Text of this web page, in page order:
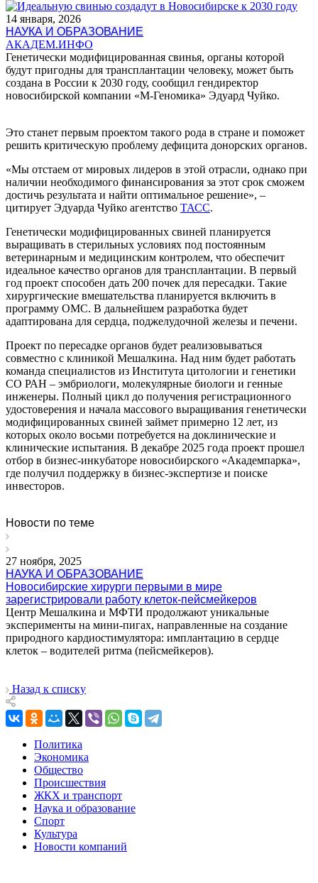
14 января, 2026
НАУКА И ОБРАЗОВАНИЕ
АКАДЕМ.ИНФО
Генетически модифицированная свинья, органы которой
будут пригодны для трансплантации человеку, может быть
создана в России к 2030 году, сообщил гендиректор
новосибирской компании «М-Геномика» Эдуард Чуйко.
Это станет первым проектом такого рода в стране и поможет
решить критическую проблему дефицита донорских органов.
«Мы отстаем от мировых лидеров в этой отрасли, однако при
наличии необходимого финансирования за этот срок сможем
достичь результата и найти оптимальное решение», –
цитирует Эдуарда Чуйко агентство ТАСС.
Генетически модифицированных свиней планируется
выращивать в стерильных условиях под постоянным
ветеринарным и медицинским контролем, что обеспечит
идеальное качество органов для трансплантации. В первый
год проект способен дать 200 почек для пересадки. Такие
хирургические вмешательства планируется включить в
программу ОМС. В дальнейшем разработка будет
адаптирована для сердца, поджелудочной железы и печени.
Проект по пересадке органов будет реализовываться
совместно с клиникой Мешалкина. Над ним будет работать
команда специалистов из Института цитологии и генетики
СО РАН – эмбриологи, молекулярные биологи и генные
инженеры. Полный цикл до получения регистрационного
удостоверения и начала массового выращивания генетически
модифицированных свиней займет примерно 12 лет, из
которых около восьми потребуется на доклинические и
клинические испытания. В декабре 2025 года проект прошел
отбор в бизнес-инкубаторе новосибирского «Академпарка»,
где получил поддержку в бизнес-экспертизе и поиске
инвесторов.
Новости по теме
27 ноября, 2025
НАУКА И ОБРАЗОВАНИЕ
Новосибирские хирурги первыми в мире
зарегистрировали работу клеток-пейсмейкеров
Центр Мешалкина и МФТИ продолжают уникальные
эксперименты на мини-пигах, направленные на создание
природного кардиостимулятора: имплантацию в сердце
клеток – водителей ритма (пейсмейкеров).
Назад к списку
Политика
Экономика
Общество
Происшествия
ЖКХ и транспорт
Наука и образование
Спорт
Культура
Новости компаний